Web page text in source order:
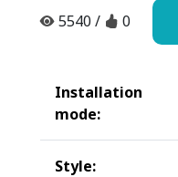
5540 / 0
Installation
mode:
Style: